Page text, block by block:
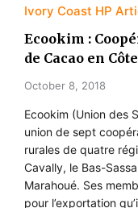
Ivory Coast HP
Ecookim :
de Cacao en
October 8, 2018
Ecookim (Union des
union de sept
rurales de quatre
Cavally, le Bas-
Marahoué. Ses
pour l’exportation